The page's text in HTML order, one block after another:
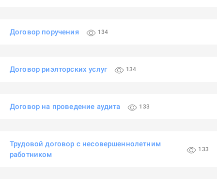
Договор поручения 134
Договор риэлторских услуг 134
Договор на проведение аудита 133
Трудовой договор с несовершеннолетним
работником
133